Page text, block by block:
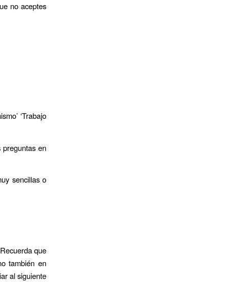
no aceptes
‘Trabajo
en
sencillas o
que
también en
al siguiente